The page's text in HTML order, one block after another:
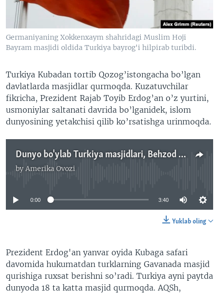
VIDEO
XABARLAR SURATLARDA
ODNOKLASSNIKI
TELEGRAM
TWITTER
Germaniyaning Xokkenxaym shahridagi Muslim Hoji
Bayram masjidi oldida Turkiya bayrog'i hilpirab turibdi.
Turkiya Kubadan tortib Qozog’istongacha bo’lgan
davlatlarda masjidlar qurmoqda. Kuzatuvchilar
fikricha, Prezident Rajab Toyib Erdog’an o’z yurtini,
usmoniylar saltanati davrida bo’lganidek, islom
dunyosining yetakchisi qilib ko’rsatishga urinmoqda.
Dunyo bo'ylab Turkiya masjidlari, Behzod Muhammadiy
by Amerika Ovozi
No media source currently available
0:00 3:40
Yuklab oling
Prezident Erdog'an yanvar oyida Kubaga safari
davomida hukumatdan turklarning Gavanada masjid
qurishiga ruxsat berishni so’radi. Turkiya ayni paytda
dunyoda 18 ta katta masjid qurmoqda. AQSh,